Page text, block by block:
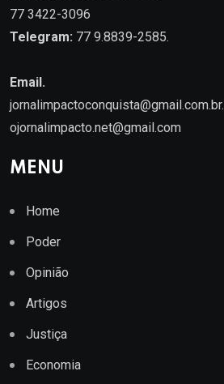
77 3422-3096
Telegram: 77 9.8839-2585.
Email.
jornalimpactoconquista@gmail.com.br.
ojornalimpacto.net@gmail.com
MENU
Home
Poder
Opinião
Artigos
Justiça
Economia